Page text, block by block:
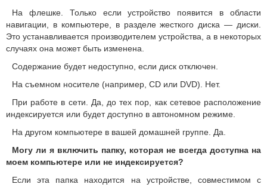
На флешке. Только если устройство появится в области
навигации, в компьютере, в разделе жесткого диска — диски.
Это устанавливается производителем устройства, а в некоторых
случаях она может быть изменена.
Содержание будет недоступно, если диск отключен.
На съемном носителе (например, CD или DVD). Нет.
При работе в сети. Да, до тех пор, как сетевое расположение
индексируется или будет доступно в автономном режиме.
На другом компьютере в вашей домашней группе. Да.
Могу ли я включить папку, которая не всегда доступна на
моем компьютере или не индексируется?
Если эта папка находится на устройстве, совместимом с